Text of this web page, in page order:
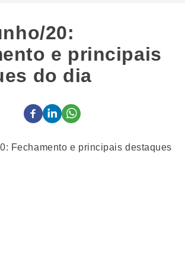
20:
e principais
do dia